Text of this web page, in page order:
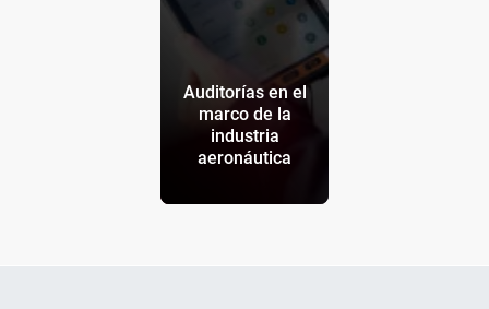
Auditorías en el
marco de la
industria
aeronáutica